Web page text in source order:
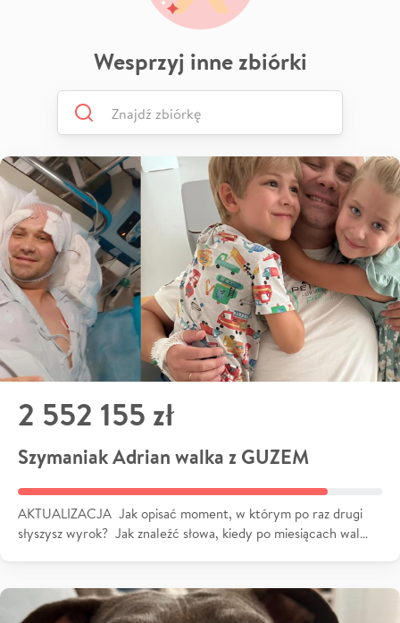
Wesprzyj inne zbiórki
2 552 155 zł
Szymaniak Adrian walka z GUZEM
AKTUALIZACJA Jak opisać moment, w którym po raz drugi
słyszysz wyrok? Jak znaleźć słowa, kiedy po miesiącach wal…